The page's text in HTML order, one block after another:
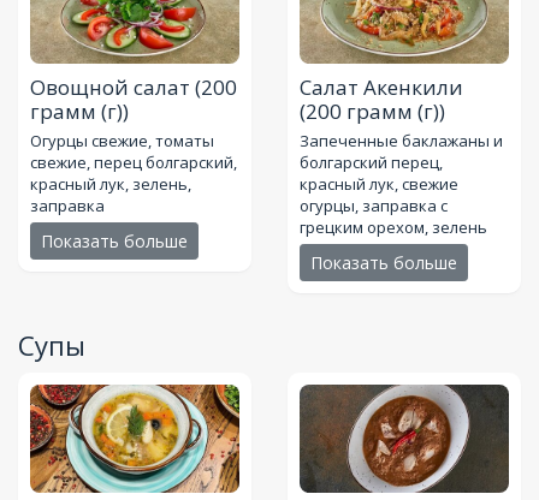
Овощной салат (200
грамм (г))
Огурцы свежие, томаты
свежие, перец болгарский,
красный лук, зелень,
заправка
Показать больше
Салат Акенкили
(200 грамм (г))
Запеченные баклажаны и
болгарский перец,
красный лук, свежие
огурцы, заправка с
грецким орехом, зелень
Показать больше
Супы